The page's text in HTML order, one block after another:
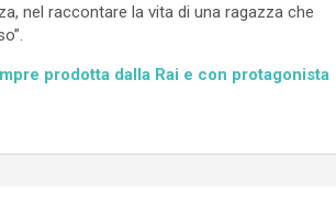
nel raccontare la vita di una ragazza che
prodotta dalla Rai e con protagonista